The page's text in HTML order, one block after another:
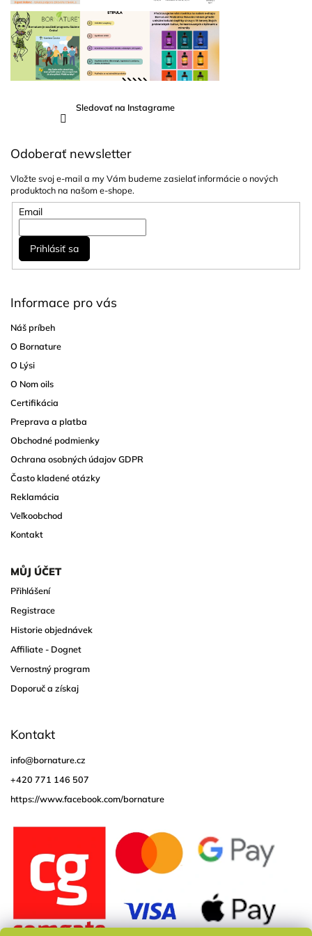
Sledovať na Instagrame
Odoberať newsletter
Vložte svoj e-mail a my Vám budeme zasielať informácie o nových
produktoch na našom e-shope.
Email
Prihlásiť sa
Informace pro vás
Náš príbeh
O Bornature
O Lýsi
O Nom oils
Certifikácia
Preprava a platba
Obchodné podmienky
Ochrana osobných údajov GDPR
Často kladené otázky
Reklamácia
Veľkoobchod
Kontakt
MŮJ ÚČET
Přihlášení
Registrace
Historie objednávek
Affiliate - Dognet
Vernostný program
Doporuč a získaj
Kontakt
info@bornature.cz
+420 771 146 507
https://www.facebook.com/bornature